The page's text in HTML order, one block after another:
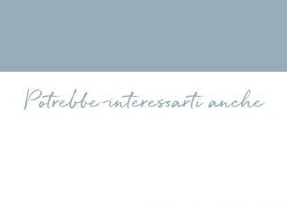
Potrebbe interessarti anche